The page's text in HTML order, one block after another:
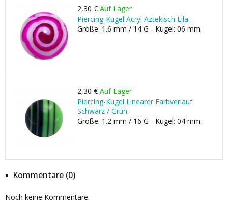
2,30 € Auf Lager
Piercing-Kugel Acryl Aztekisch Lila
Größe: 1.6 mm / 14 G - Kugel: 06 mm
2,30 € Auf Lager
Piercing-Kugel Linearer Farbverlauf
Schwarz / Grün
Größe: 1.2 mm / 16 G - Kugel: 04 mm
Kommentare (0)
Noch keine Kommentare.